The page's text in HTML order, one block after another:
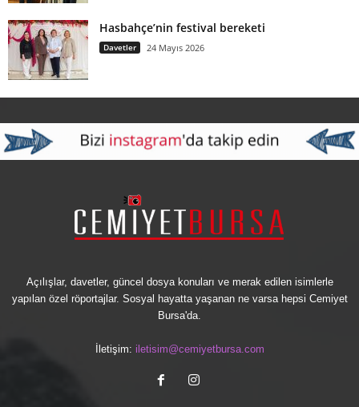
Hasbahçe’nin festival bereketi
Davetler 24 Mayıs 2026
Açılışlar, davetler, güncel dosya konuları ve merak edilen isimlerle
yapılan özel röportajlar. Sosyal hayatta yaşanan ne varsa hepsi Cemiyet
Bursa'da.
İletişim: iletisim@cemiyetbursa.com